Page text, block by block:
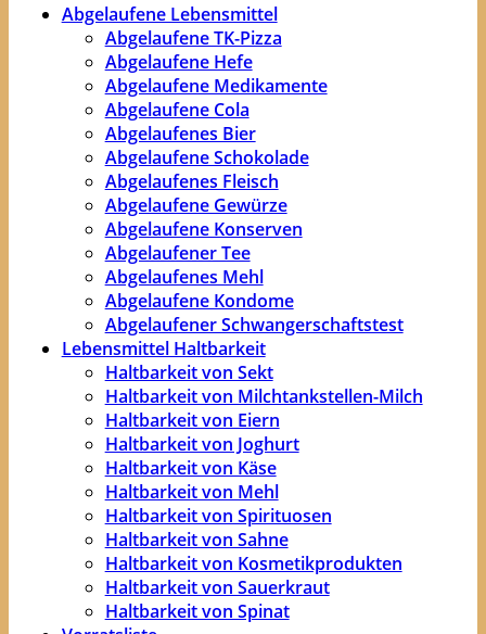
Abgelaufene Lebensmittel
Abgelaufene TK-Pizza
Abgelaufene Hefe
Abgelaufene Medikamente
Abgelaufene Cola
Abgelaufenes Bier
Abgelaufene Schokolade
Abgelaufenes Fleisch
Abgelaufene Gewürze
Abgelaufene Konserven
Abgelaufener Tee
Abgelaufenes Mehl
Abgelaufene Kondome
Abgelaufener Schwangerschaftstest
Lebensmittel Haltbarkeit
Haltbarkeit von Sekt
Haltbarkeit von Milchtankstellen-Milch
Haltbarkeit von Eiern
Haltbarkeit von Joghurt
Haltbarkeit von Käse
Haltbarkeit von Mehl
Haltbarkeit von Spirituosen
Haltbarkeit von Sahne
Haltbarkeit von Kosmetikprodukten
Haltbarkeit von Sauerkraut
Haltbarkeit von Spinat